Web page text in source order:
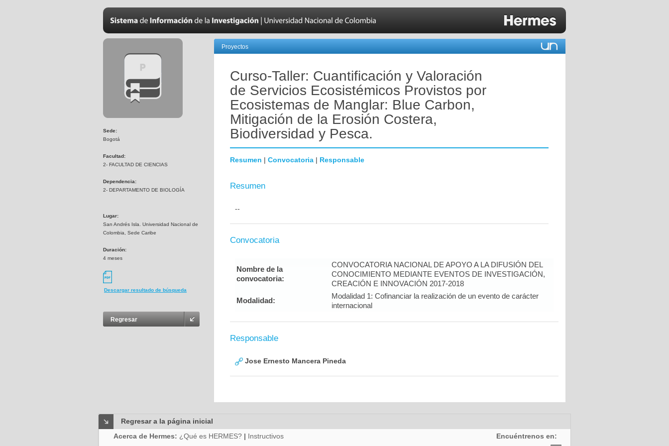
Sede:
Bogotá
Facultad:
2- FACULTAD DE CIENCIAS
Dependencia:
2- DEPARTAMENTO DE BIOLOGÍA
Lugar:
San Andrés Isla. Universidad Nacional de
Colombia, Sede Caribe
Duración:
4 meses
Descargar resultado de búsqueda
Regresar
Proyectos
Curso-Taller: Cuantificación y Valoración
de Servicios Ecosistémicos Provistos por
Ecosistemas de Manglar: Blue Carbon,
Mitigación de la Erosión Costera,
Biodiversidad y Pesca.
Resumen | Convocatoria | Responsable
Resumen
--
Convocatoria
Nombre de la
convocatoria:
CONVOCATORIA NACIONAL DE APOYO A LA DIFUSIÓN DEL
CONOCIMIENTO MEDIANTE EVENTOS DE INVESTIGACIÓN,
CREACIÓN E INNOVACIÓN 2017-2018
Modalidad:
Modalidad 1: Cofinanciar la realización de un evento de carácter
internacional
Responsable
Jose Ernesto Mancera Pineda
Regresar a la página inicial
Acerca de Hermes: ¿Qué es HERMES? | Instructivos Encuéntrenos en: